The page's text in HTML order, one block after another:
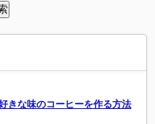
きな味のコーヒーを作る方法